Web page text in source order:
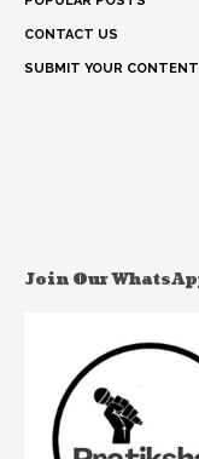
CONTACT US
SUBMIT YOUR CONTENT
Join Our